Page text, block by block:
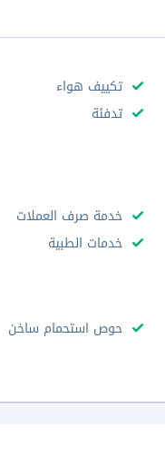
تكييف هواء
تدفئة
خدمة صرف العملات
خدمات الطبية
حوص استحمام ساخن